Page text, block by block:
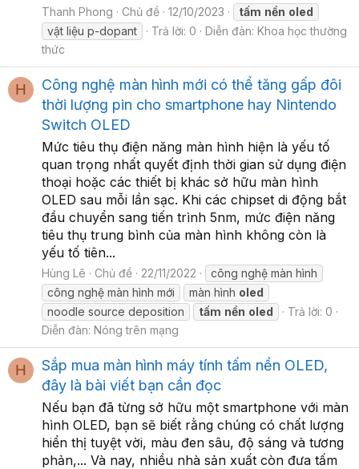
Thanh Phong Chủ đề 12/10/2023 tấm nền oled
vật liệu p-dopant
Trả lời: 0 Diễn đàn: Khoa học thường
thức
H
Công nghệ màn hình mới có thể tăng gấp đôi
thời lượng pin cho smartphone hay Nintendo
Switch OLED
Mức tiêu thụ điện năng màn hình hiện là yếu tố
quan trọng nhất quyết định thời gian sử dụng điện
thoại hoặc các thiết bị khác sở hữu màn hình
OLED sau mỗi lần sạc. Khi các chipset di động bắt
đầu chuyển sang tiến trình 5nm, mức điện năng
tiêu thụ trung bình của màn hình không còn là
yếu tố tiên...
Hùng Lê Chủ đề 22/11/2022
công nghệ màn hình
công nghệ màn hình mới
màn hình oled
noodle source deposition
tấm nền oled
Trả lời: 0
Diễn đàn: Nóng trên mạng
H
Sắp mua màn hình máy tính tấm nền OLED,
đây là bài viết bạn cần đọc
Nếu bạn đã từng sở hữu một smartphone với màn
hình OLED, bạn sẽ biết rằng chúng có chất lượng
hiển thị tuyệt vời, màu đen sâu, độ sáng và tương
phản,... Và nay, nhiều nhà sản xuất còn đưa tấm